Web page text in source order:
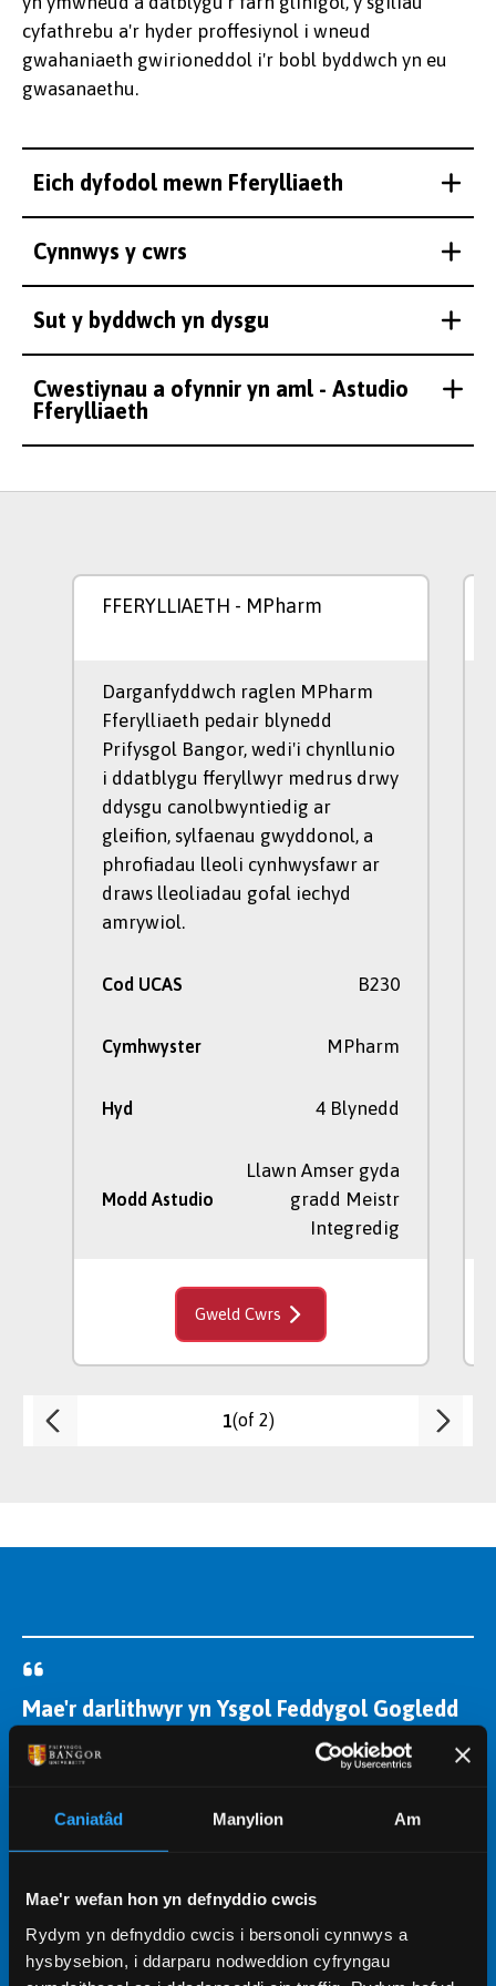
Caniatâd Manylion Am
Mae'r wefan hon yn defnyddio cwcis
Rydym yn defnyddio cwcis i bersonoli cynnwys a
hysbysebion, i ddarparu nodweddion cyfryngau
cyfathrebu a'r hyder proffesiynol i wneud
gwahaniaeth gwirioneddol i'r bobl byddwch yn eu
gwasanaethu.
Eich dyfodol mewn Fferylliaeth
Cynnwys y cwrs
Sut y byddwch yn dysgu
Cwestiynau a ofynnir yn aml - Astudio
Fferylliaeth
FFERYLLIAETH - MPharm
Darganfyddwch raglen MPharm
Fferylliaeth pedair blynedd
Prifysgol Bangor, wedi'i chynllunio
i ddatblygu fferyllwyr medrus drwy
ddysgu canolbwyntiedig ar
gleifion, sylfaenau gwyddonol, a
phrofiadau lleoli cynhwysfawr ar
draws lleoliadau gofal iechyd
amrywiol.
Cod UCAS B230
Cymhwyster MPharm
Hyd 4 Blynedd
Modd Astudio
Llawn Amser gyda
gradd Meistr
Integredig
Gweld Cwrs
1(of 2)
Mae'r darlithwyr yn Ysgol Feddygol Gogledd
Cymru yn arbenigwyr gyda chefndir
Mae'r cyfleusterau ym mhrifysgol Bangor
ymhlith y gorau a bu'n fraint cael mynediad